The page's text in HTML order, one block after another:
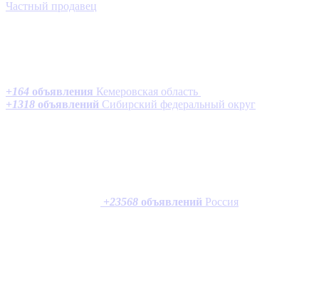
Частный продавец
+164 объявления Кемеровская область
+1318 объявлений Сибирский федеральный округ
+23568 объявлений Россия